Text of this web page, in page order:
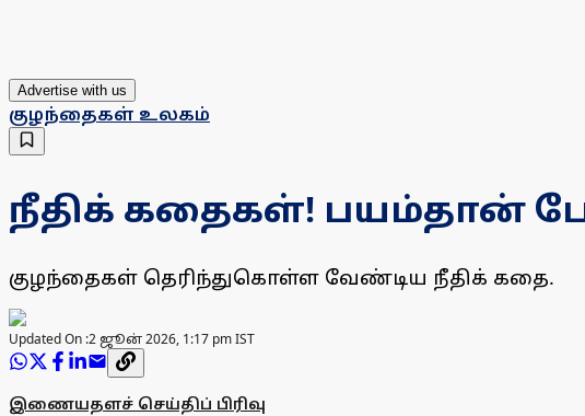
Advertise with us
குழந்தைகள் உலகம்
நீதிக் கதைகள்! பயம்தான்
குழந்தைகள் தெரிந்துகொள்ள வேண்டிய நீதிக் கதை.
Updated On :2 ஜூன் 2026, 1:17 pm IST
இணையதளச் செய்திப் பிரிவு